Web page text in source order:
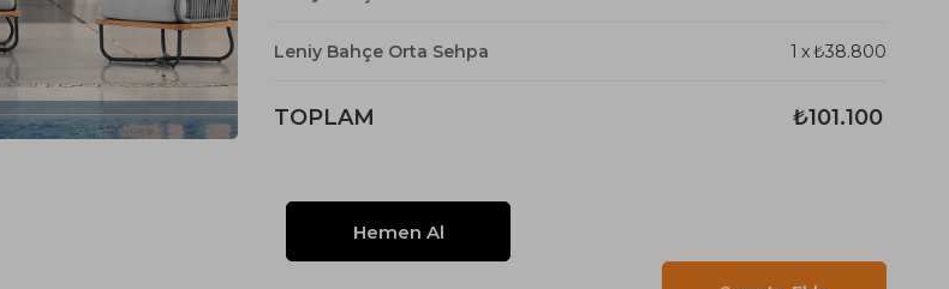
Yataklı Koltuk
Köşe Koltuk
Modern Köşe Koltuk
Ekonomik Köşe Koltuk
Leniy Bahçe Orta Sehpa 1 x₺38.800
TOPLAM ₺101.100